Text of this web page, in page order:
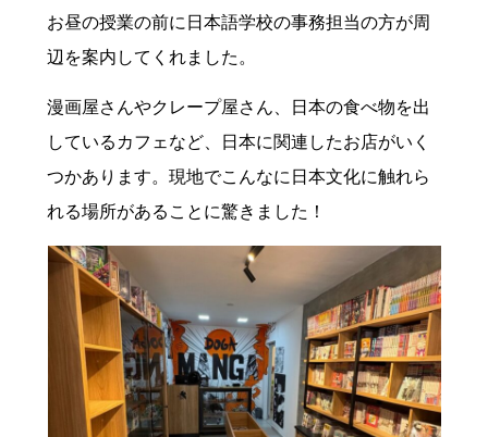
お昼の授業の前に日本語学校の事務担当の方が周
辺を案内してくれました。
漫画屋さんやクレープ屋さん、日本の食べ物を出
しているカフェなど、日本に関連したお店がいく
つかあります。現地でこんなに日本文化に触れら
れる場所があることに驚きました！